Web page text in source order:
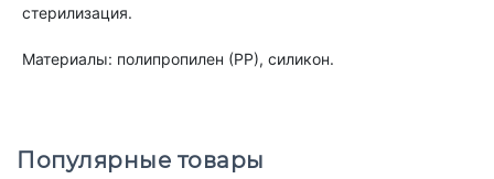
стерилизация.
Материалы: полипропилен (РР), силикон.
Популярные товары